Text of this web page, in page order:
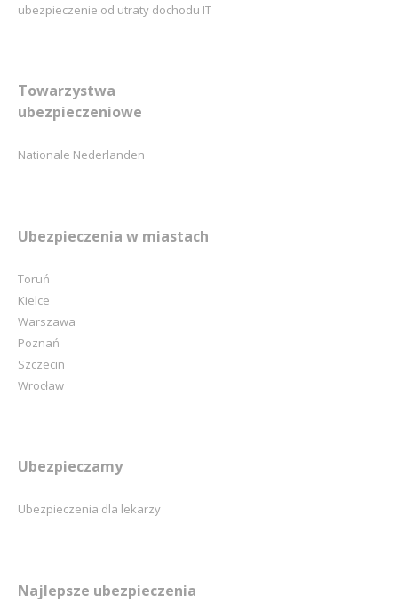
ubezpieczenie od utraty dochodu IT
Towarzystwa
ubezpieczeniowe
Nationale Nederlanden
Ubezpieczenia w miastach
Toruń
Kielce
Warszawa
Poznań
Szczecin
Wrocław
Ubezpieczamy
Ubezpieczenia dla lekarzy
Najlepsze ubezpieczenia